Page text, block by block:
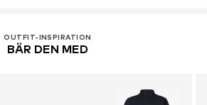
OUTFIT-INSPIRATION
BÄR DEN MED